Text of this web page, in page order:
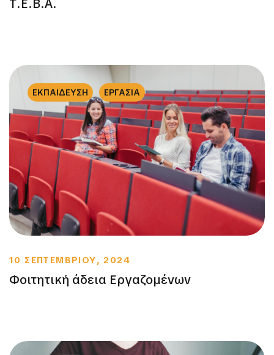
Τ.Ε.Β.Α.
ΕΚΠΑΙΔΕΥΣΗ ΕΡΓΑΣΙΑ
10 ΣΕΠΤΕΜΒΡΙΟΥ, 2024
Φοιτητική άδεια Εργαζομένων